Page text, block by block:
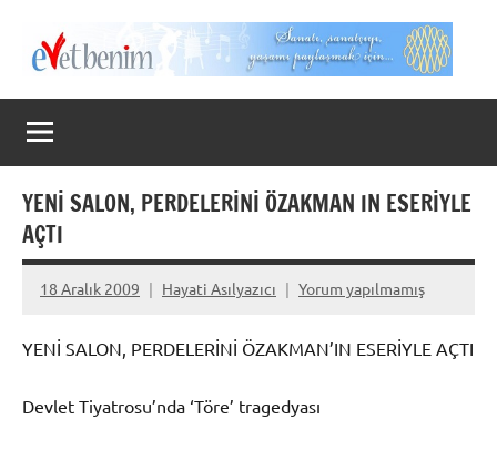
Evet
Benim
YENİ SALON, PERDELERİNİ ÖZAKMAN IN ESERİYLE
AÇTI
18 Aralık 2009 Hayati Asılyazıcı Yorum yapılmamış
YENİ SALON, PERDELERİNİ ÖZAKMAN’IN ESERİYLE AÇTI
Devlet Tiyatrosu’nda ‘Töre’ tragedyası